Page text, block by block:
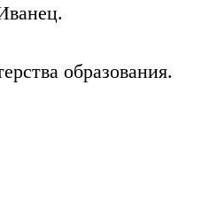
образования.